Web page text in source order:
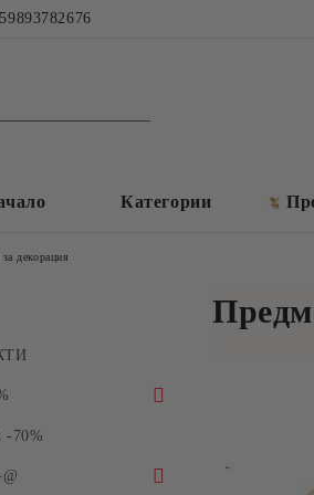
Категории
молдове и
-70%
декорация